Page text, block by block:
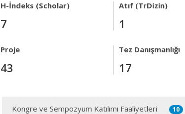
H-İndeks (Scholar)
7
Atıf (TrDizin)
1
Proje
43
Tez Danışmanlığı
17
Kongre ve Sempozyum Katılımı Faaliyetleri 10